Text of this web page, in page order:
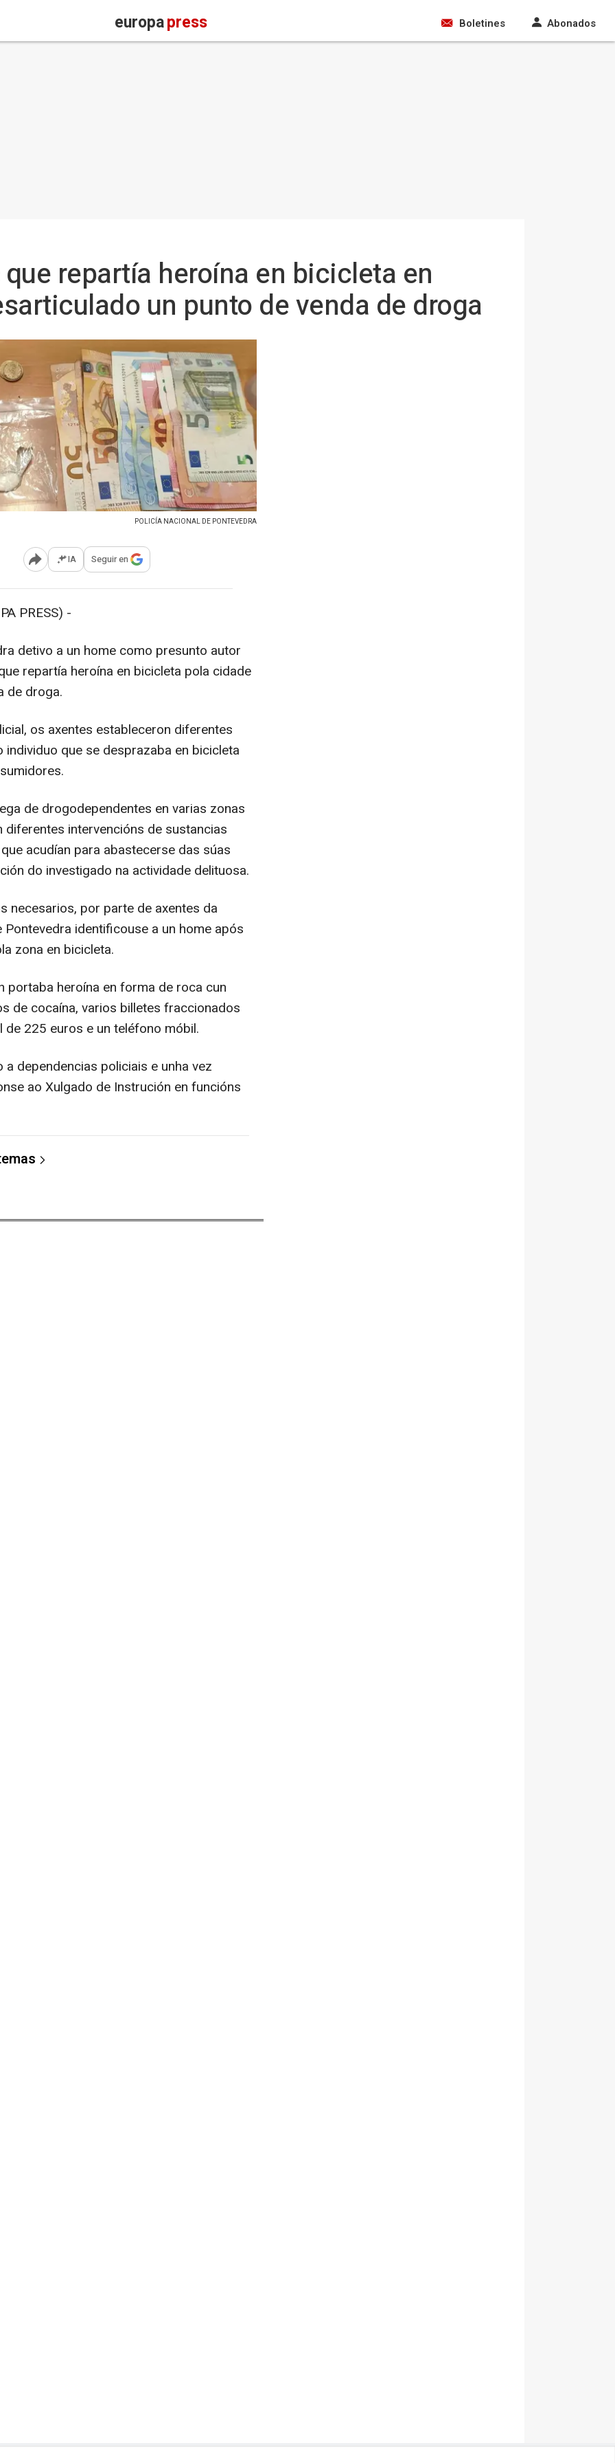
europapress Boletines Abonados
repartía heroína en bicicleta en
un punto de venda de droga
POLICÍA NACIONAL DE PONTEVEDRA
Abrir opciones para compartir
IA Seguir en
PRESS) -
detivo a un home como presunto autor
repartía heroína en bicicleta pola cidade
de droga.
os axentes estableceron diferentes
que se desprazaba en bicicleta
de drogodependentes en varias zonas
intervencións de sustancias
acudían para abastecerse das súas
do investigado na actividade delituosa.
necesarios, por parte de axentes da
identificouse a un home após
zona en bicicleta.
heroína en forma de roca cun
de cocaína, varios billetes fraccionados
225 euros e un teléfono móbil.
dependencias policiais e unha vez
ao Xulgado de Instrución en funcións